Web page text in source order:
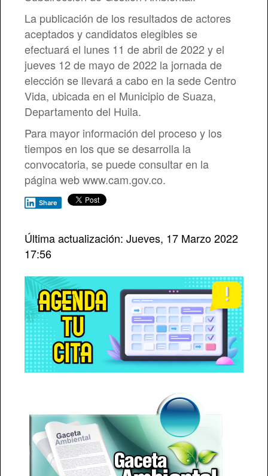
La publicación de los resultados de actores
aceptados y candidatos elegibles se
efectuará el lunes 11 de abril de 2022 y el
jueves 12 de mayo de 2022 la jornada de
elección se llevará a cabo en la sede Centro
Vida, ubicada en el Municipio de Suaza,
Departamento del Huila.
Para mayor información del proceso y los
tiempos en los que se desarrolla la
convocatoria, se puede consultar en la
página web www.cam.gov.co.
Share
Última actualización: Jueves, 17 Marzo 2022
17:56